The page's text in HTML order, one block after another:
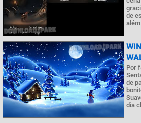
de
Por
de
dia